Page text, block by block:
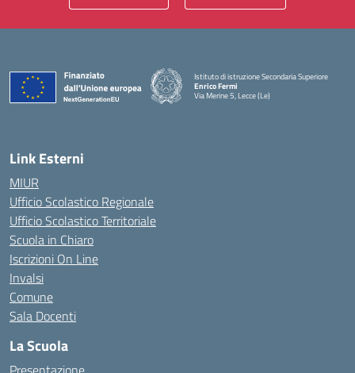
Istituto di istruzione Secondaria Superiore
Enrico Fermi
Via Merine 5, Lecce (Le)
Link Esterni
MIUR
Ufficio Scolastico Regionale
Ufficio Scolastico Territoriale
Scuola in Chiaro
Iscrizioni On Line
Invalsi
Comune
Sala Docenti
La Scuola